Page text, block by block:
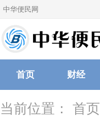
中华便民网
首页 财经
当前位置： 首页